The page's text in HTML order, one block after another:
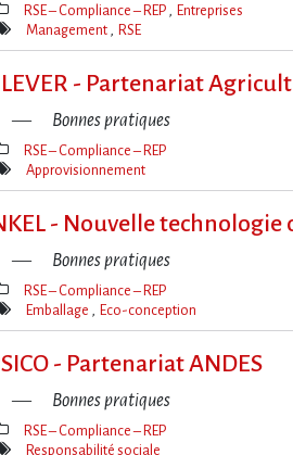
RSE – Compliance – REP Entreprises
Management RSE
- Partenariat
Bonnes pratiques
RSE – Compliance – REP
Approvisionnement
- Nouvelle
Bonnes pratiques
RSE – Compliance – REP
Emballage Eco-conception
- Partenariat ANDES
Bonnes pratiques
RSE – Compliance – REP
Responsabilité sociale